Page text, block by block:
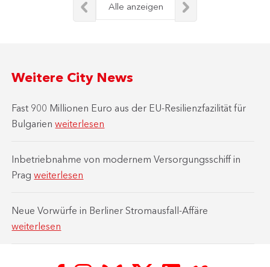
Alle anzeigen
Weitere City News
Fast 900 Millionen Euro aus der EU-Resilienzfazilität für
Bulgarienweiterlesen
Inbetriebnahme von modernem Versorgungsschiff in
Pragweiterlesen
Neue Vorwürfe in Berliner Stromausfall-Affäre
weiterlesen